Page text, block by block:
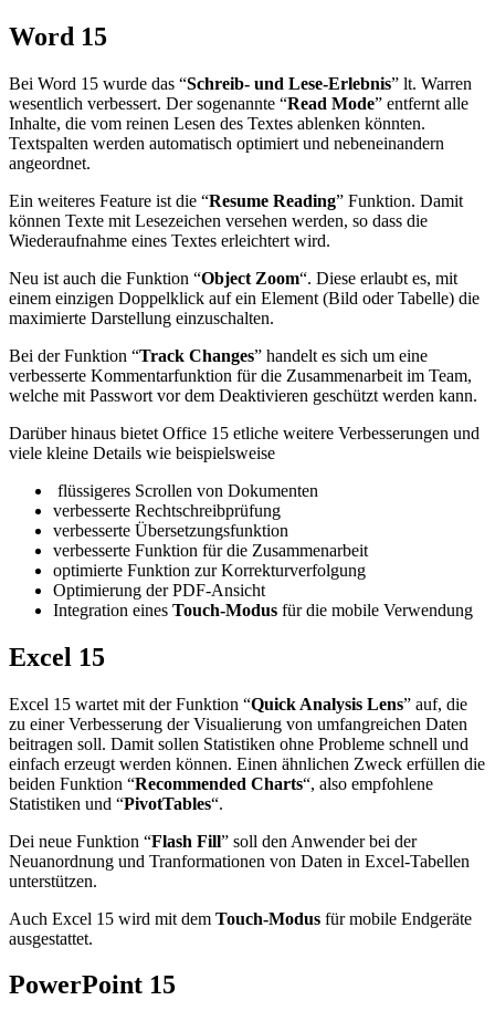
Word 15
Bei Word 15 wurde das “Schreib- und Lese-Erlebnis” lt. Warren
wesentlich verbessert. Der sogenannte “Read Mode” entfernt alle
Inhalte, die vom reinen Lesen des Textes ablenken könnten.
Textspalten werden automatisch optimiert und nebeneinandern
angeordnet.
Ein weiteres Feature ist die “Resume Reading” Funktion. Damit
können Texte mit Lesezeichen versehen werden, so dass die
Wiederaufnahme eines Textes erleichtert wird.
Neu ist auch die Funktion “Object Zoom“. Diese erlaubt es, mit
einem einzigen Doppelklick auf ein Element (Bild oder Tabelle) die
maximierte Darstellung einzuschalten.
Bei der Funktion “Track Changes” handelt es sich um eine
verbesserte Kommentarfunktion für die Zusammenarbeit im Team,
welche mit Passwort vor dem Deaktivieren geschützt werden kann.
Darüber hinaus bietet Office 15 etliche weitere Verbesserungen und
viele kleine Details wie beispielsweise
flüssigeres Scrollen von Dokumenten
verbesserte Rechtschreibprüfung
verbesserte Übersetzungsfunktion
verbesserte Funktion für die Zusammenarbeit
optimierte Funktion zur Korrekturverfolgung
Optimierung der PDF-Ansicht
Integration eines Touch-Modus für die mobile Verwendung
Excel 15
Excel 15 wartet mit der Funktion “Quick Analysis Lens” auf, die
zu einer Verbesserung der Visualierung von umfangreichen Daten
beitragen soll. Damit sollen Statistiken ohne Probleme schnell und
einfach erzeugt werden können. Einen ähnlichen Zweck erfüllen die
beiden Funktion “Recommended Charts“, also empfohlene
Statistiken und “PivotTables“.
Dei neue Funktion “Flash Fill” soll den Anwender bei der
Neuanordnung und Tranformationen von Daten in Excel-Tabellen
unterstützen.
Auch Excel 15 wird mit dem Touch-Modus für mobile Endgeräte
ausgestattet.
PowerPoint 15